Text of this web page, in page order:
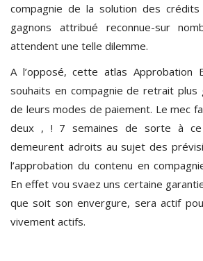
compagnie de la solution des crédits
gagnons attribué reconnue-sur
attendent une telle dilemme.
A l’opposé, cette atlas Approbation
souhaits en compagnie de retrait plus
de leurs modes de paiement. Le mec
deux , ! 7 semaines de sorte à ce
demeurent adroits au sujet des
l’approbation du contenu en
En effet vou svaez uns certaine
que soit son envergure, sera actif
vivement actifs.